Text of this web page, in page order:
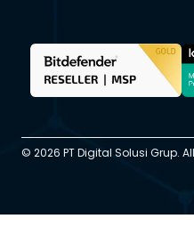
© 2026 PT Digital Solusi Grup.